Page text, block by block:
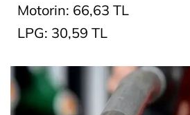
Motorin: 66,63 TL
LPG: 30,59 TL